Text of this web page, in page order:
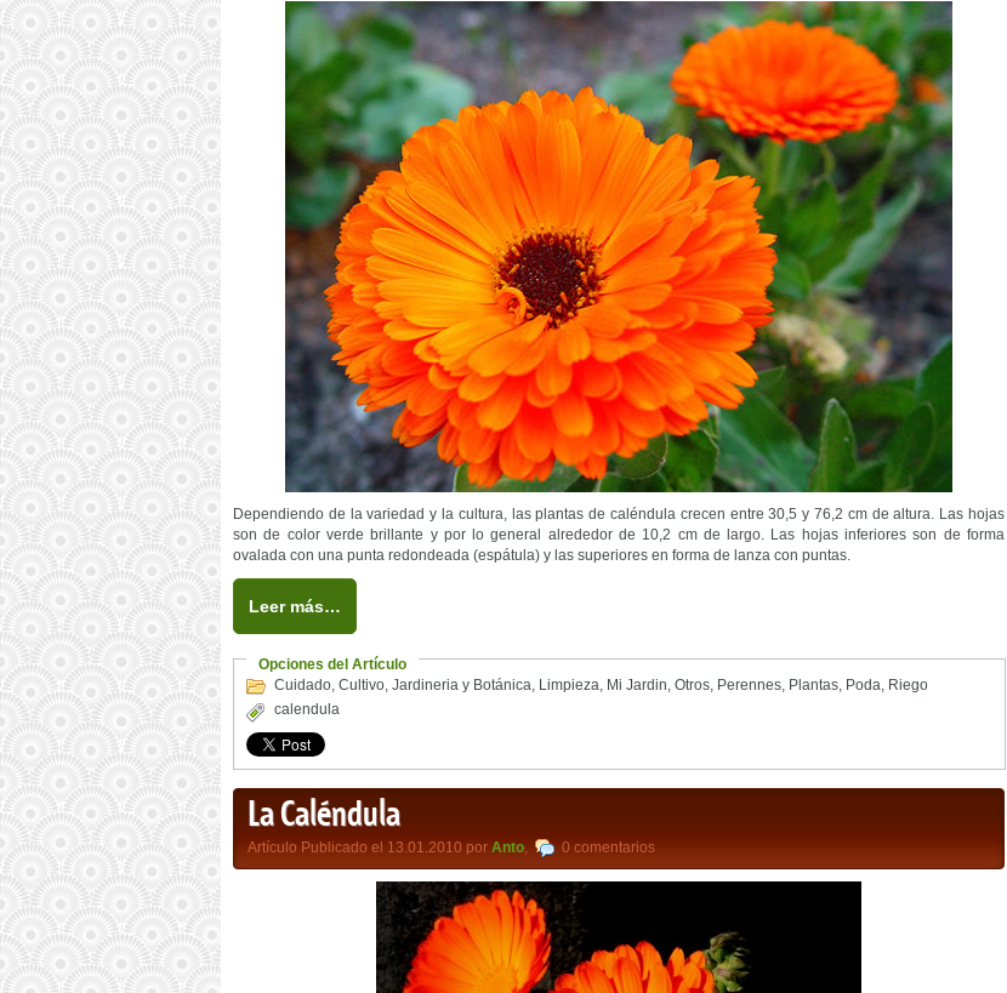
Dependiendo de la variedad y la cultura, las plantas de caléndula crecen entre 30,5 y 76,2 cm de altura. Las hojas
son de color verde brillante y por lo general alrededor de 10,2 cm de largo. Las hojas inferiores son de forma
ovalada con una punta redondeada (espátula) y las superiores en forma de lanza con puntas.
Leer más…
Opciones del Artículo
Cuidado, Cultivo, Jardineria y Botánica, Limpieza, Mi Jardin, Otros, Perennes, Plantas, Poda, Riego
calendula
La Caléndula
Artículo Publicado el 13.01.2010 por Anto, 0 comentarios